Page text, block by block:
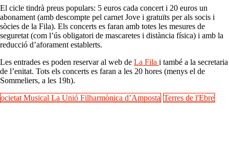
El cicle tindrà preus populars: 5 euros cada concert i 20 euros un
abonament (amb descompte pel carnet Jove i gratuïts per als socis i
sòcies de la Fila). Els concerts es faran amb totes les mesures de
seguretat (com l’ús obligatori de mascaretes i distància física) i amb la
reducció d’aforament establerts.
Les entrades es poden reservar al web de La Fila i també a la secretaria
de l’enitat. Tots els concerts es faran a les 20 hores (menys el de
Sommeliers, a les 19h).
ocietat Musical La Unió Filharmònica d’Amposta Terres de l'Ebre